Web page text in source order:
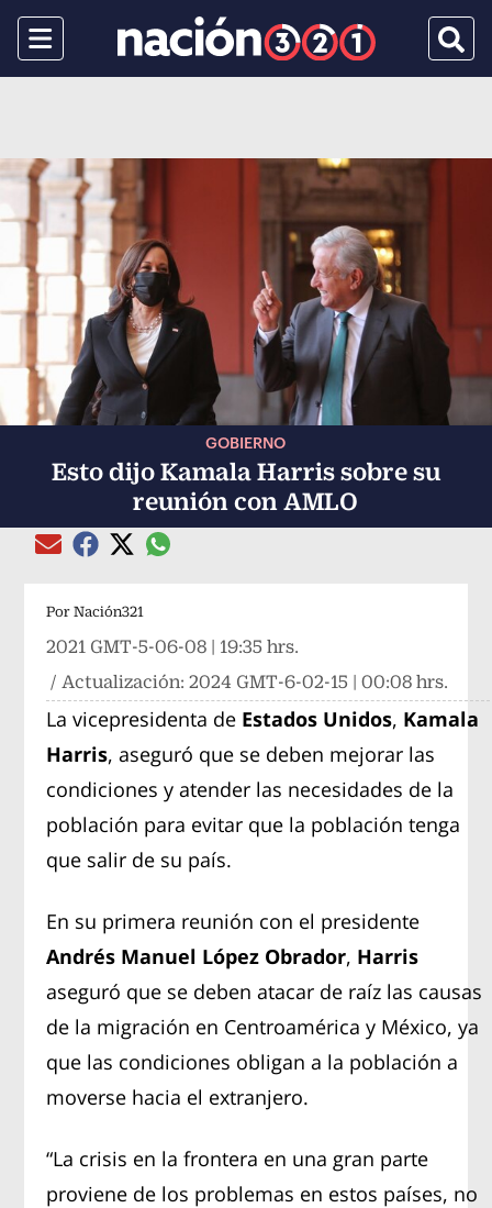
Menu
GOBIERNO
Esto dijo Kamala Harris sobre su
reunión con AMLO
Compartir el artículo actual mediante Email
Compartir el artículo actual mediante Facebook
Compartir el artículo actual mediante Twitter
Compartir el artículo actual mediante
Por Nación321
2021 GMT-5-06-08 | 19:35 hrs.
/ Actualización:2024 GMT-6-02-15 | 00:08 hrs.
La vicepresidenta de Estados Unidos, Kamala
Harris, aseguró que se deben mejorar las
condiciones y atender las necesidades de la
población para evitar que la población tenga
que salir de su país.
En su primera reunión con el presidente
Andrés Manuel López Obrador, Harris
aseguró que se deben atacar de raíz las causas
de la migración en Centroamérica y México, ya
que las condiciones obligan a la población a
moverse hacia el extranjero.
“La crisis en la frontera en una gran parte
proviene de los problemas en estos países, no